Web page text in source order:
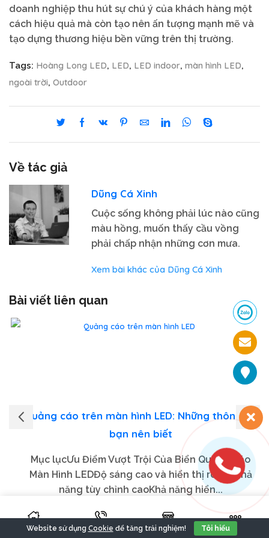
doanh nghiệp thu hút sự chú ý của khách hàng một
cách hiệu quả mà còn tạo nên ấn tượng mạnh mẽ và
tạo dựng thương hiệu bền vững trên thị trường.
Tags: Hoàng Long LED, LED, LED indoor, màn hình LED,
ngoài trời, Outdoor
Về tác giả
Dũng Cá Xinh
Cuộc sống không phải lúc nào cũng
màu hồng, muốn thấy cầu vồng
phải chấp nhận những cơn mưa.
Xem bài khác của Dũng Cá Xinh
Bài viết liên quan
Quảng cáo trên màn hình LED: Những thông tin
bạn nên biết
Mục lụcƯu Điểm Vượt Trội Của Biển Quảng Cáo
Màn Hình LEDĐộ sáng cao và hiển thị rõ nétKhả
năng tùy chỉnh caoKhả năng hiển...
Website sử dụng Cookie để tăng trải nghiệm! Tôi hiểu